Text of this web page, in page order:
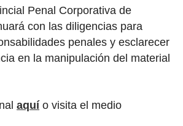
Penal Corporativa de
con las diligencias para
penales y esclarecer
en la manipulación del material
aquío visita el medio